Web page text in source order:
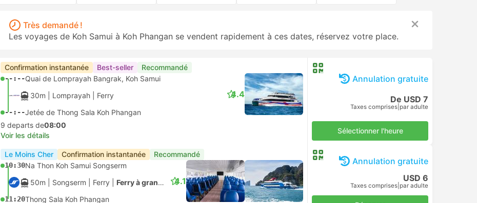
Très demandé !
Les voyages de Koh Samui à Koh Phangan se vendent rapidement à ces dates, réservez votre place.
Confirmation instantanée Best-seller Recommandé
--:--Quai de Lomprayah Bangrak, Koh Samui
30m | Lomprayah Ferry
--:--Jetée de Thong Sala Koh Phangan
4.4
9 departs de08:00
Voir les détails
Annulation gratuite
De USD 7
Taxes comprises par adulte
Sélectionner l'heure
Le Moins Cher Confirmation instantanée Recommandé
10:30Na Thon Koh Samui Songserm
50m | Songserm Ferry Ferry à grande vitesse
11:20Thong Sala Koh Phangan
4.1
Annulation gratuite
USD 6
Taxes comprises par adulte